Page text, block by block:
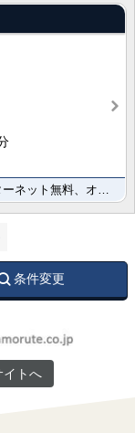
条件変更
イトへ